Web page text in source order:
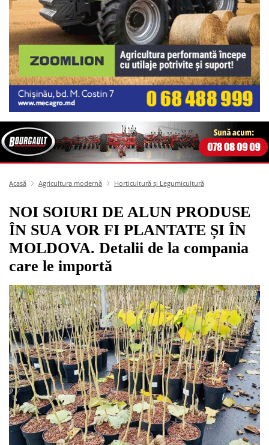
Acasă Agricultura modernă Horticultură și Legumicultură
NOI SOIURI DE ALUN PRODUSE
ÎN SUA VOR FI PLANTATE ȘI ÎN
MOLDOVA. Detalii de la compania
care le importă